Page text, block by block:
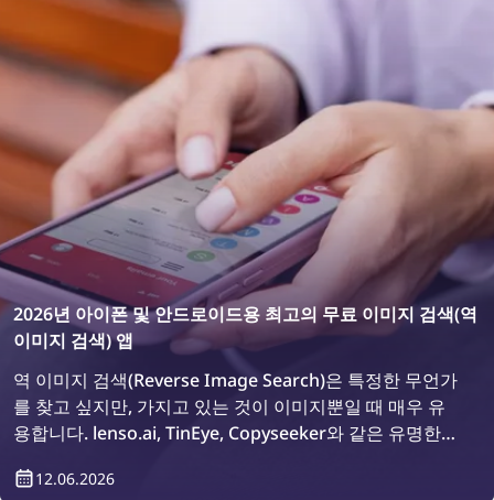
2026년 아이폰 및 안드로이드용 최고의 무료 이미지 검색(역
이미지 검색) 앱
역 이미지 검색(Reverse Image Search)은 특정한 무언가
를 찾고 싶지만, 가지고 있는 것이 이미지뿐일 때 매우 유
용합니다. lenso.ai, TinEye, Copyseeker와 같은 유명한
사용할 수 있는 편리한 앱들도 많이 있습니다. 2026년에
12.06.2026